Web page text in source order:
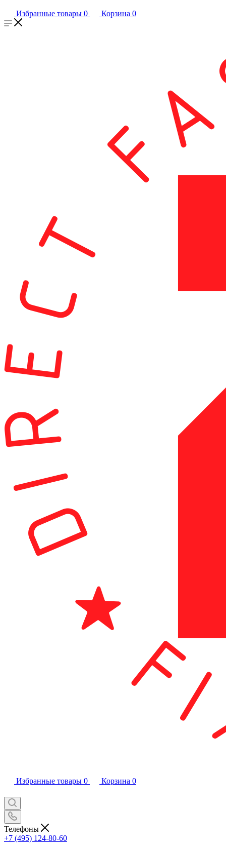
Избранные товары 0 Корзина 0
Избранные товары 0 Корзина 0
Телефоны
+7 (495) 124-80-60